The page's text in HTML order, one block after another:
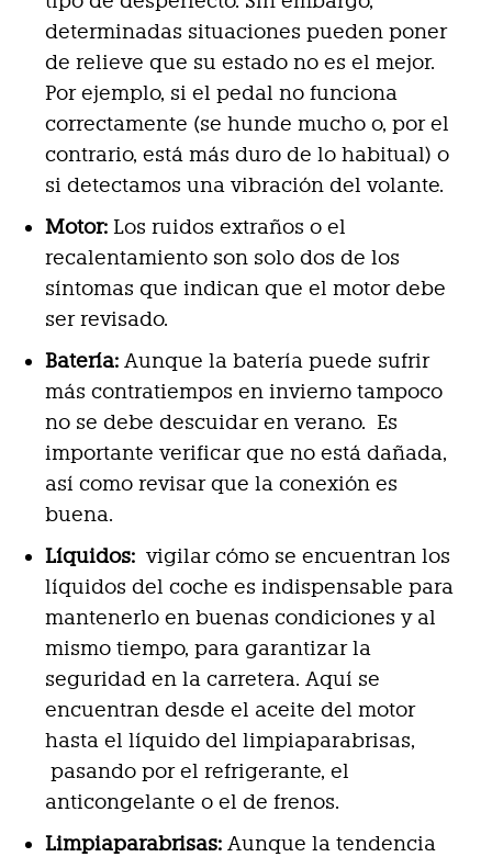
determinadas situaciones pueden poner
de relieve que su estado no es el mejor.
Por ejemplo, si el pedal no funciona
correctamente (se hunde mucho o, por el
contrario, está más duro de lo habitual) o
si detectamos una vibración del volante.
Motor: Los ruidos extraños o el
recalentamiento son solo dos de los
síntomas que indican que el motor debe
ser revisado.
Batería: Aunque la batería puede sufrir
más contratiempos en invierno tampoco
no se debe descuidar en verano. Es
importante verificar que no está dañada,
así como revisar que la conexión es
buena.
Líquidos: vigilar cómo se encuentran los
líquidos del coche es indispensable para
mantenerlo en buenas condiciones y al
mismo tiempo, para garantizar la
seguridad en la carretera. Aquí se
encuentran desde el aceite del motor
hasta el líquido del limpiaparabrisas,
pasando por el refrigerante, el
anticongelante o el de frenos.
Limpiaparabrisas: Aunque la tendencia